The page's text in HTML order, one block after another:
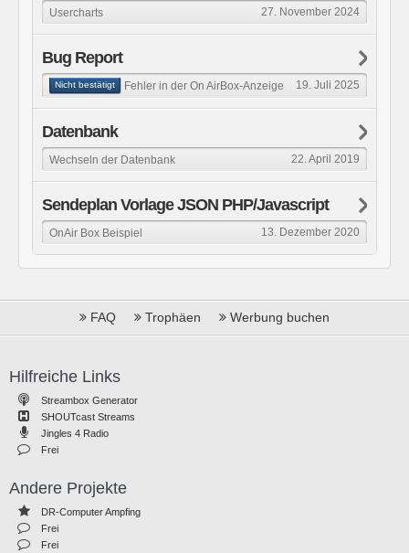
Usercharts 27. November 2024
Bug Report
Nicht bestätigt Fehler in der On AirBox-Anzeige 19. Juli 2025
Datenbank
Wechseln der Datenbank 22. April 2019
Sendeplan Vorlage JSON PHP/Javascript
OnAir Box Beispiel 13. Dezember 2020
FAQ Trophäen Werbung buchen
Hilfreiche Links
Streambox Generator
SHOUTcast Streams
Jingles 4 Radio
Frei
Andere Projekte
DR-Computer Ampfing
Frei
Frei